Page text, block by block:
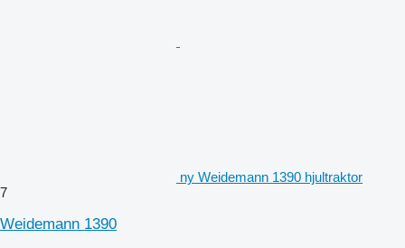
ny Weidemann 1390 hjultraktor
7
Weidemann 1390